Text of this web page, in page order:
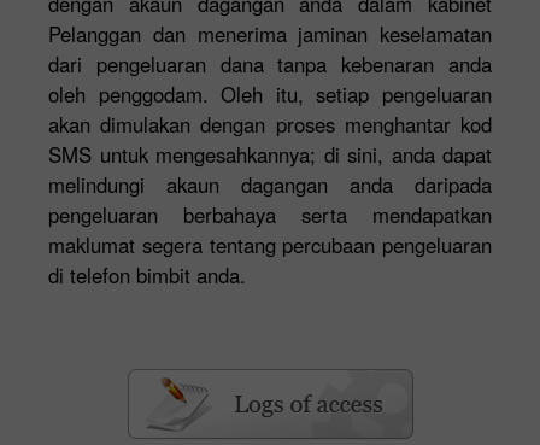
Pelanggan dan menerima jaminan keselamatan
dari pengeluaran dana tanpa kebenaran anda
oleh penggodam. Oleh itu, setiap pengeluaran
akan dimulakan dengan proses menghantar kod
SMS untuk mengesahkannya; di sini, anda dapat
melindungi akaun dagangan anda daripada
pengeluaran berbahaya serta mendapatkan
maklumat segera tentang percubaan pengeluaran
di telefon bimbit anda.